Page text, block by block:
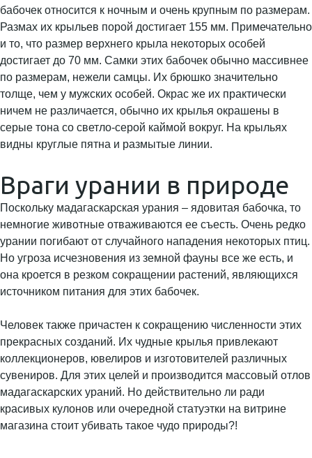
бабочек относится к ночным и очень крупным по размерам.
Размах их крыльев порой достигает 155 мм. Примечательно
и то, что размер верхнего крыла некоторых особей
достигает до 70 мм. Самки этих бабочек обычно массивнее
по размерам, нежели самцы. Их брюшко значительно
толще, чем у мужских особей. Окрас же их практически
ничем не различается, обычно их крылья окрашены в
серые тона со светло-серой каймой вокруг. На крыльях
видны круглые пятна и размытые линии.
Враги урании в природе
Поскольку мадагаскарская урания – ядовитая бабочка, то
немногие животные отваживаются ее съесть. Очень редко
урании погибают от случайного нападения некоторых птиц.
Но угроза исчезновения из земной фауны все же есть, и
она кроется в резком сокращении растений, являющихся
источником питания для этих бабочек.
Человек также причастен к сокращению численности этих
прекрасных созданий. Их чудные крылья привлекают
коллекционеров, ювелиров и изготовителей различных
сувениров. Для этих целей и производится массовый отлов
мадагаскарских ураний. Но действительно ли ради
красивых кулонов или очередной статуэтки на витрине
магазина стоит убивать такое чудо природы?!